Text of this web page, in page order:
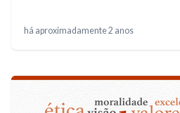
há aproximadamente 2 anos